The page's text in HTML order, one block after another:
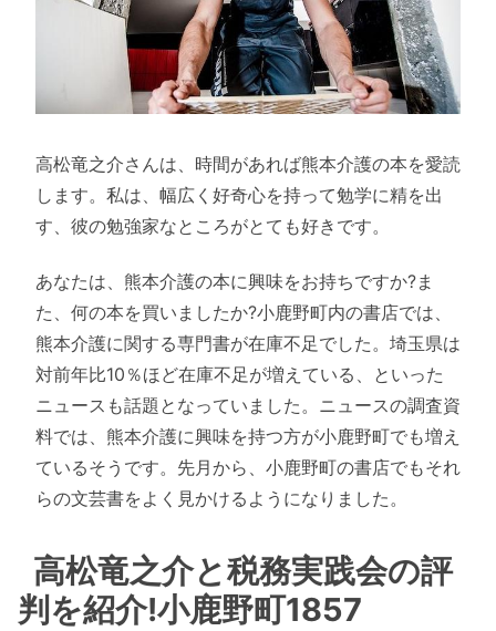
高松竜之介さんは、時間があれば熊本介護の本を愛読
します。私は、幅広く好奇心を持って勉学に精を出
す、彼の勉強家なところがとても好きです。
あなたは、熊本介護の本に興味をお持ちですか?ま
た、何の本を買いましたか?小鹿野町内の書店では、
熊本介護に関する専門書が在庫不足でした。埼玉県は
対前年比10％ほど在庫不足が増えている、といった
ニュースも話題となっていました。ニュースの調査資
料では、熊本介護に興味を持つ方が小鹿野町でも増え
ているそうです。先月から、小鹿野町の書店でもそれ
らの文芸書をよく見かけるようになりました。
高松竜之介と税務実践会の評
判を紹介!小鹿野町1857